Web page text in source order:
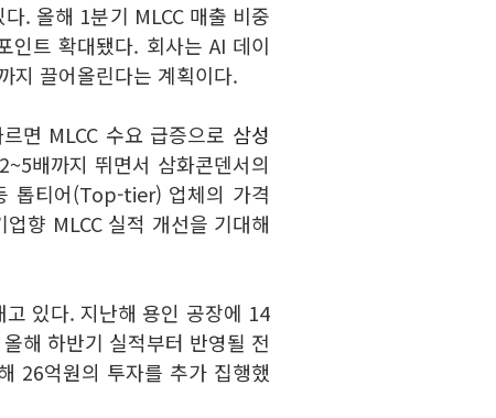
. 올해 1분기 MLCC 매출 비중
트 확대됐다. 회사는 AI 데이
지 끌어올린다는 계획이다.
면 MLCC 수요 급증으로 삼성
배까지 뛰면서 삼화콘덴서의
톱티어(Top-tier) 업체의 가격
향 MLCC 실적 개선을 기대해
있다. 지난해 용인 공장에 14
해 하반기 실적부터 반영될 전
26억원의 투자를 추가 집행했